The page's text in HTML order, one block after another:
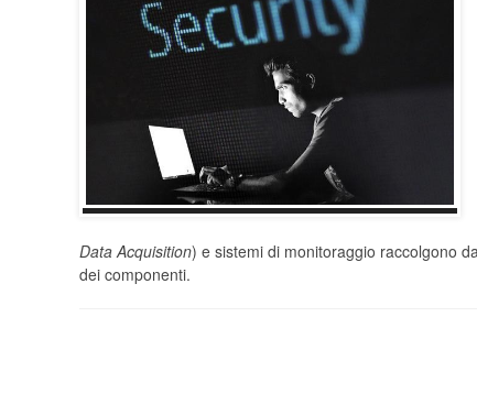
Data Acquisition) e sistemi di monitoraggio raccolgono
dei componenti.